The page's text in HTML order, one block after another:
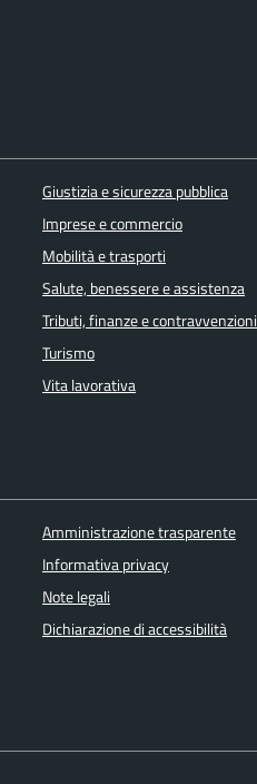
Giustizia e sicurezza pubblica
Imprese e commercio
Mobilità e trasporti
Salute, benessere e assistenza
Tributi, finanze e contravvenzioni
Turismo
Vita lavorativa
Amministrazione trasparente
Informativa privacy
Note legali
Dichiarazione di accessibilità